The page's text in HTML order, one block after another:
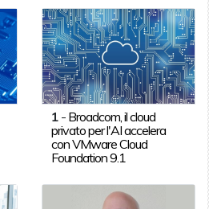
1 - Broadcom, il cloud
privato per l'AI accelera
con VMware Cloud
Foundation 9.1